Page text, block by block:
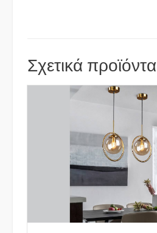
Σχετικά προϊόντα